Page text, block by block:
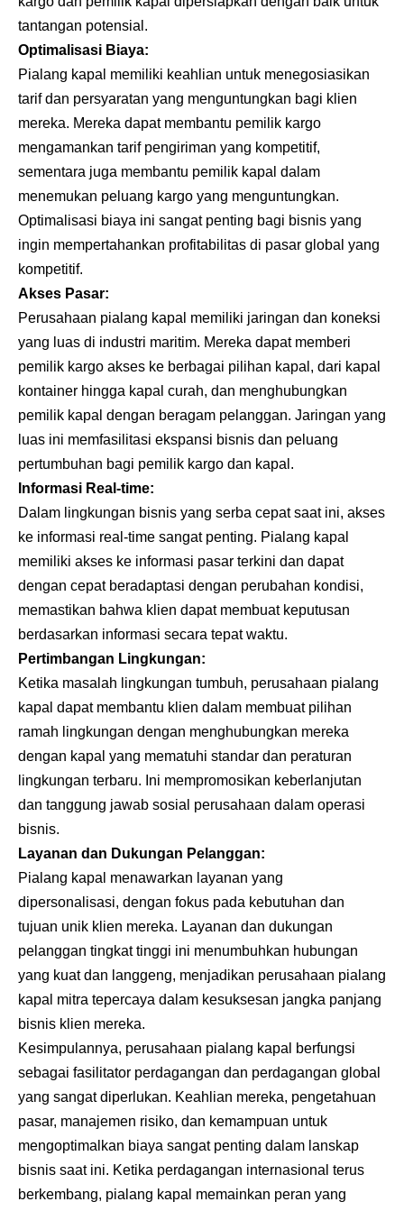
tantangan potensial.
Optimalisasi Biaya:
Pialang kapal memiliki keahlian untuk menegosiasikan
tarif dan persyaratan yang menguntungkan bagi klien
mereka. Mereka dapat membantu pemilik kargo
mengamankan tarif pengiriman yang kompetitif,
sementara juga membantu pemilik kapal dalam
menemukan peluang kargo yang menguntungkan.
Optimalisasi biaya ini sangat penting bagi bisnis yang
ingin mempertahankan profitabilitas di pasar global yang
kompetitif.
Akses Pasar:
Perusahaan pialang kapal memiliki jaringan dan koneksi
yang luas di industri maritim. Mereka dapat memberi
pemilik kargo akses ke berbagai pilihan kapal, dari kapal
kontainer hingga kapal curah, dan menghubungkan
pemilik kapal dengan beragam pelanggan. Jaringan yang
luas ini memfasilitasi ekspansi bisnis dan peluang
pertumbuhan bagi pemilik kargo dan kapal.
Informasi Real-time:
Dalam lingkungan bisnis yang serba cepat saat ini, akses
ke informasi real-time sangat penting. Pialang kapal
memiliki akses ke informasi pasar terkini dan dapat
dengan cepat beradaptasi dengan perubahan kondisi,
memastikan bahwa klien dapat membuat keputusan
berdasarkan informasi secara tepat waktu.
Pertimbangan Lingkungan:
Ketika masalah lingkungan tumbuh, perusahaan pialang
kapal dapat membantu klien dalam membuat pilihan
ramah lingkungan dengan menghubungkan mereka
dengan kapal yang mematuhi standar dan peraturan
lingkungan terbaru. Ini mempromosikan keberlanjutan
dan tanggung jawab sosial perusahaan dalam operasi
bisnis.
Layanan dan Dukungan Pelanggan:
Pialang kapal menawarkan layanan yang
dipersonalisasi, dengan fokus pada kebutuhan dan
tujuan unik klien mereka. Layanan dan dukungan
pelanggan tingkat tinggi ini menumbuhkan hubungan
yang kuat dan langgeng, menjadikan perusahaan pialang
kapal mitra tepercaya dalam kesuksesan jangka panjang
bisnis klien mereka.
Kesimpulannya, perusahaan pialang kapal berfungsi
sebagai fasilitator perdagangan dan perdagangan global
yang sangat diperlukan. Keahlian mereka, pengetahuan
pasar, manajemen risiko, dan kemampuan untuk
mengoptimalkan biaya sangat penting dalam lanskap
bisnis saat ini. Ketika perdagangan internasional terus
berkembang, pialang kapal memainkan peran yang